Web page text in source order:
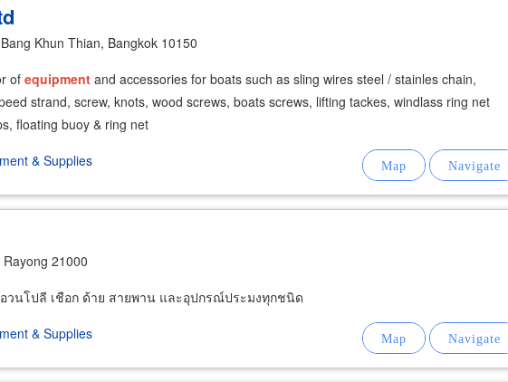
Khun Thian, Bangkok 10150
of equipment and accessories for boats such as sling wires steel / stainles chain,
strand, screw, knots, wood screws, boats screws, lifting tackes, windlass ring net
floating buoy & ring net
& Supplies
21000
วนโปลี เชือก ด้าย สายพาน และอุปกรณ์ประมงทุกชนิด
& Supplies